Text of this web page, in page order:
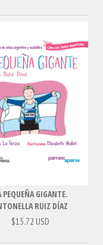
PEQUEÑA GIGANTE.
RUIZ DÍAZ
$15.72 USD